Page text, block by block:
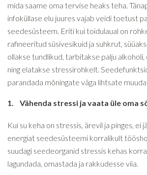
mida saame oma tervise heaks teha.
infoküllase elu juures vajab veidi toetust
seedesüsteem. Eriti kui toidulaual on
rafineeritud süsivesikuid ja suhkrut,
ollakse tundlikud, tarbitakse palju alkoholi,
ning elatakse stressirohkelt.
parandada mõningate väga lihtsate
1. Vähenda stressi ja vaata üle oma
Kui su keha on stressis, ärevil ja pinges, ei
energiat seedesüsteemi korralikult
suudagi seedeorganid stressis kehas
lagundada, omastada ja rakkudesse viia.